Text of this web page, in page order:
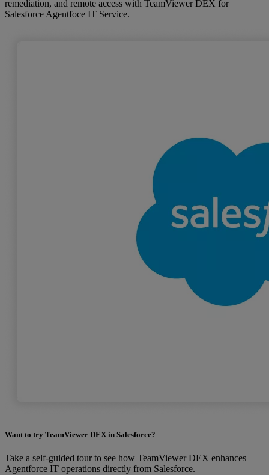
remediation, and remote access with TeamViewer DEX for
Salesforce Agentfoce IT Service.
Want to try TeamViewer DEX in Salesforce?
Take a self-guided tour to see how TeamViewer DEX enhances
Agentforce IT operations directly from Salesforce.